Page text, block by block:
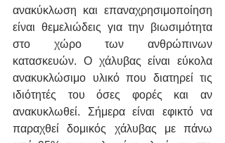
ανακύκλωση και επαναχρησιμοποίηση
είναι θεμελιώδεις για την βιωσιμότητα
στο χώρο των ανθρώπινων
κατασκευών. Ο χάλυβας είναι εύκολα
ανακυκλώσιμο υλικό που διατηρεί τις
ιδιότητές του όσες φορές και αν
ανακυκλωθεί. Σήμερα είναι εφικτό να
παραχθεί δομικός χάλυβας με πάνω